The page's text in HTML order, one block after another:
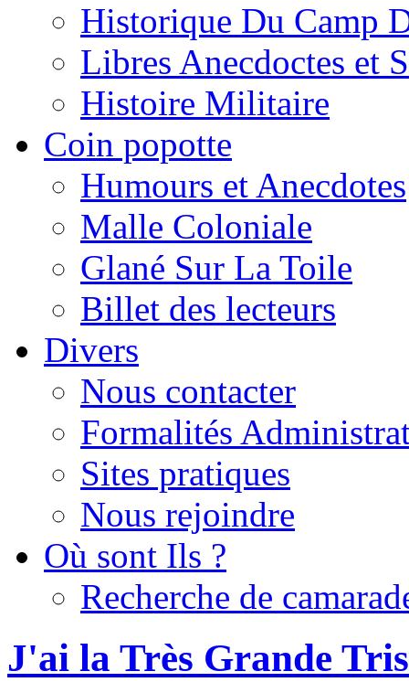
Historique Du Camp
Libres Anecdoctes et
Histoire Militaire
Coin popotte
Humours et Anecdotes
Malle Coloniale
Glané Sur La Toile
Billet des lecteurs
Divers
Nous contacter
Formalités
Sites pratiques
Nous rejoindre
Où sont Ils ?
Recherche de
J'ai la Très Grande